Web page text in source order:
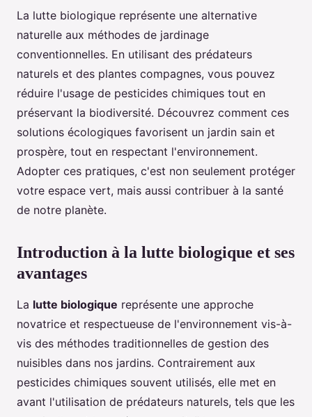
La lutte biologique représente une alternative
naturelle aux méthodes de jardinage
conventionnelles. En utilisant des prédateurs
naturels et des plantes compagnes, vous pouvez
réduire l'usage de pesticides chimiques tout en
préservant la biodiversité. Découvrez comment ces
solutions écologiques favorisent un jardin sain et
prospère, tout en respectant l'environnement.
Adopter ces pratiques, c'est non seulement protéger
votre espace vert, mais aussi contribuer à la santé
de notre planète.
Introduction à la lutte biologique et ses
avantages
La lutte biologique représente une approche
novatrice et respectueuse de l'environnement vis-à-
vis des méthodes traditionnelles de gestion des
nuisibles dans nos jardins. Contrairement aux
pesticides chimiques souvent utilisés, elle met en
avant l'utilisation de prédateurs naturels, tels que les